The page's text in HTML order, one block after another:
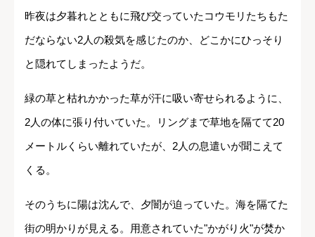
昨夜は夕暮れとともに飛び交っていたコウモリたちもた
だならない2人の殺気を感じたのか、どこかにひっそり
と隠れてしまったようだ。
緑の草と枯れかかった草が汗に吸い寄せられるように、
2人の体に張り付いていた。リングまで草地を隔てて20
メートルくらい離れていたが、2人の息遣いが聞こえて
くる。
そのうちに陽は沈んで、夕闇が迫っていた。海を隔てた
街の明かりが見える。用意されていた"かがり火"が焚か